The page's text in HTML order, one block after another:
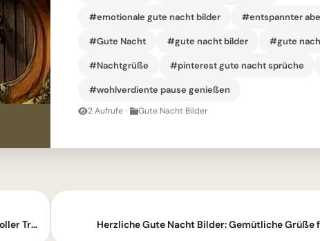
#emotionale gute nacht bilder #entspannter
#Gute Nacht #gute nacht bilder #gute
#Nachtgrüße #pinterest gute nacht sprüche
#wohlverdiente pause genießen
2 Aufrufe · Gute Nacht Bilder
Gute Nacht Bilder: Entspannende Grüße für eine ruhige Nacht voller Träume Herzliche Gute Nacht Bilder: Gemütliche Grüße